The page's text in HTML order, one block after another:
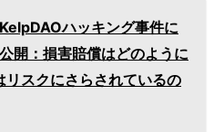
ハッキング事件に
開：損害賠償はどのように
スクにさらされているの